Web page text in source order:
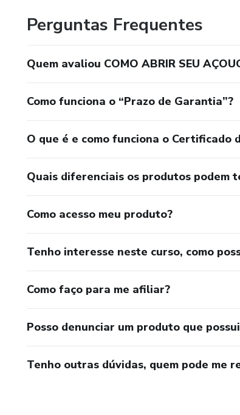
Perguntas Frequentes
Quem avaliou COMO ABRIR SEU
Como funciona o “Prazo de Garantia”?
O que é e como funciona o Certificado
Quais diferenciais os produtos podem
Como acesso meu produto?
Tenho interesse neste curso, como
Como faço para me afiliar?
Posso denunciar um produto que
Tenho outras dúvidas, quem pode me